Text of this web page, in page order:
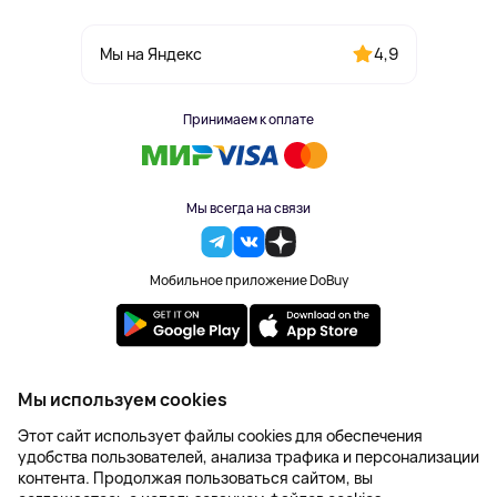
Мы на Яндекс 4,9
Принимаем к оплате
Мы всегда на связи
Мобильное приложение DoBuy
2023-2026 © DoBuy. Все права защищены
Правила обработки персональных данных
Пользовательское соглашение
Оферта
Создание сайта – NetLab
Мы используем cookies
Этот сайт использует файлы cookies для обеспечения
удобства пользователей, анализа трафика и персонализации
контента. Продолжая пользоваться сайтом, вы